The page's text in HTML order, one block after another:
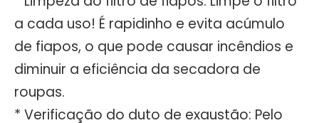
a cada uso! É rapidinho e evita acúmulo
de fiapos, o que pode causar incêndios e
diminuir a eficiência da secadora de
roupas.
* Verificação do duto de exaustão: Pelo